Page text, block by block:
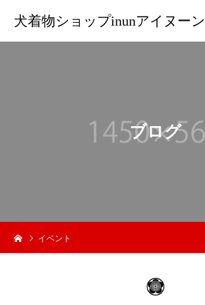
犬着物ショップinunアイヌーン
ブログ
イベント